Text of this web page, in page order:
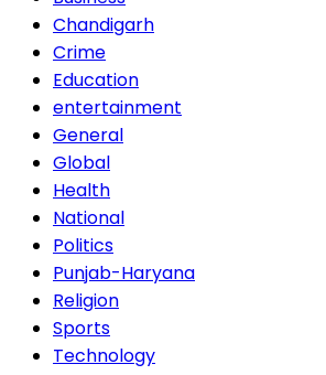
Chandigarh
Crime
Education
entertainment
General
Global
Health
National
Politics
Punjab-Haryana
Religion
Sports
Technology